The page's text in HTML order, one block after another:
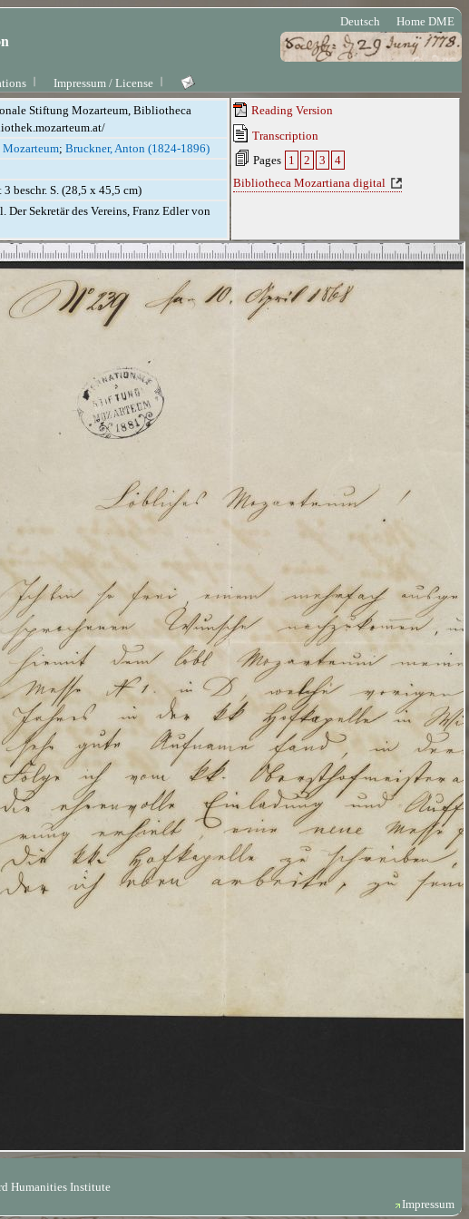
Deutsch Home DME
Impressum / License
Stiftung Mozarteum, Bibliotheca
; Bruckner, Anton (1824-1896)
beschr. S. (28,5 x 45,5 cm)
Sekretär des Vereins, Franz Edler von
Reading Version
Transcription
Pages 1 2 3
4
Bibliotheca Mozartiana digital
Humanities Institute
Impressum